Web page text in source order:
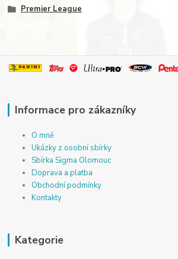
Premier League
Informace pro zákazníky
O mně
Ukázky z osobní sbírky
Sbírka Sigma Olomouc
Doprava a platba
Obchodní podmínky
Kontakty
Kategorie